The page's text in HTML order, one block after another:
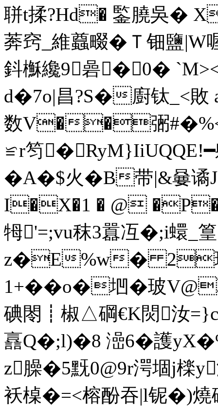
聠t揉?Hd� 鍳膮吳�
莾窍_維蠤畷�Ｔ钿鹽|
鈄櫯纔9碞�0�
d�7o|昌?S�廚钛_<
数V��弻#�%
≌r笉
�A�$火�B带|&嘦谲
I�X�1 � @
牳'=;vu秣3囂冱�;i蠉_
z�E%w� 2璞
1+��o�垇�玻
碘閝┋椒△碙€K焛汝=}c
譶Q�;l)�8 澏6�護
z臊�5黖0@9r湂堌j
袄槕�=<榕酚吞|l铌